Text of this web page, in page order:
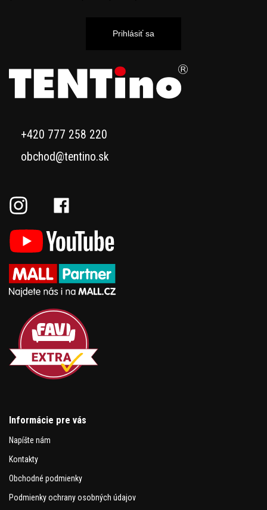
Prihlásiť sa
+420 777 258 220
obchod@tentino.sk
Informácie pre vás
Napíšte nám
Kontakty
Obchodné podmienky
Podmienky ochrany osobných údajov